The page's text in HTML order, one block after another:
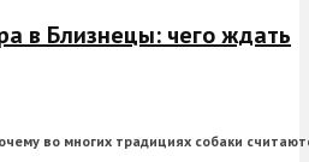
в Близнецы: чего ждать
во многих традициях собаки